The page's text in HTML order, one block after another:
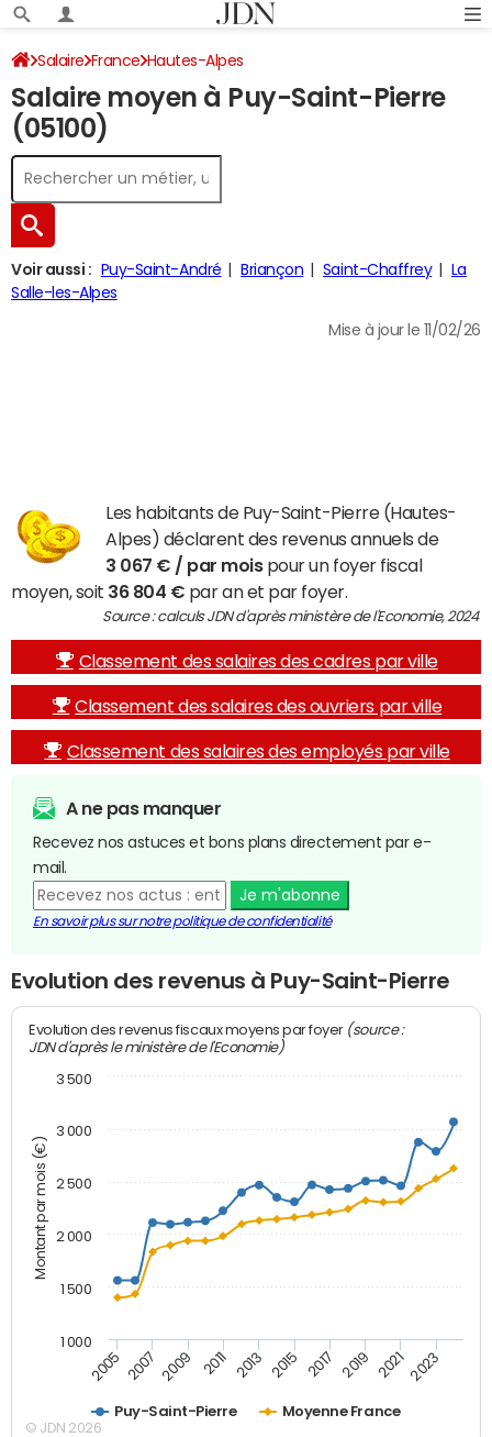
Salaire France Hautes-Alpes
Salaire moyen à Puy-Saint-Pierre
(05100)
Voir aussi : Puy-Saint-André Briançon Saint-Chaffrey
La
Salle-les-Alpes
Mise à jour le 11/02/26
Les habitants de Puy-Saint-Pierre (Hautes-
Alpes) déclarent des revenus annuels de
3 067 € / par moispour un foyer fiscal
moyen, soit 36 804 € par an et par foyer.
Source : calculs JDN d'après ministère de l'Economie, 2024
Classement des salaires des cadres par ville
Classement des salaires des ouvriers par ville
Classement des salaires des employés par ville
A ne pas manquer
Recevez nos astuces et bons plans directement par e-
mail.
Je m'abonne
En savoir plus sur notre politique de confidentialité
Evolution des revenus à Puy-Saint-Pierre
Montant par mois (€)
Evolution des revenus fiscaux moyens par foyer (source :
JDN d'après le ministère de l'Economie)
Puy-Saint-Pierre Moyenne France
2005 2007 2009 2011 2013 2015 2017 2019 2021 2023
1 000
1 500
2 000
2 500
3 000
3 500
© JDN 2026